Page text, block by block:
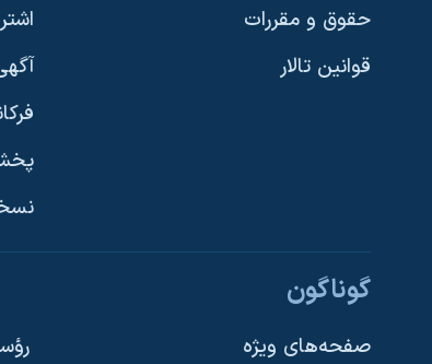
دنبال کنید
حقوق و مقررات
قوانین تالار
گوناگون
صفحه‌های ویژه